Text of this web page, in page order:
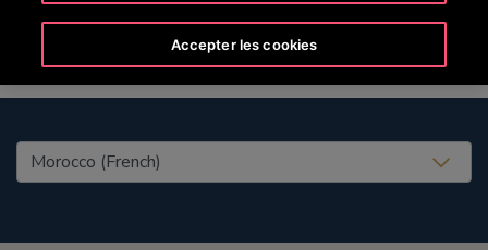
United States (EN)
Accepter les cookies